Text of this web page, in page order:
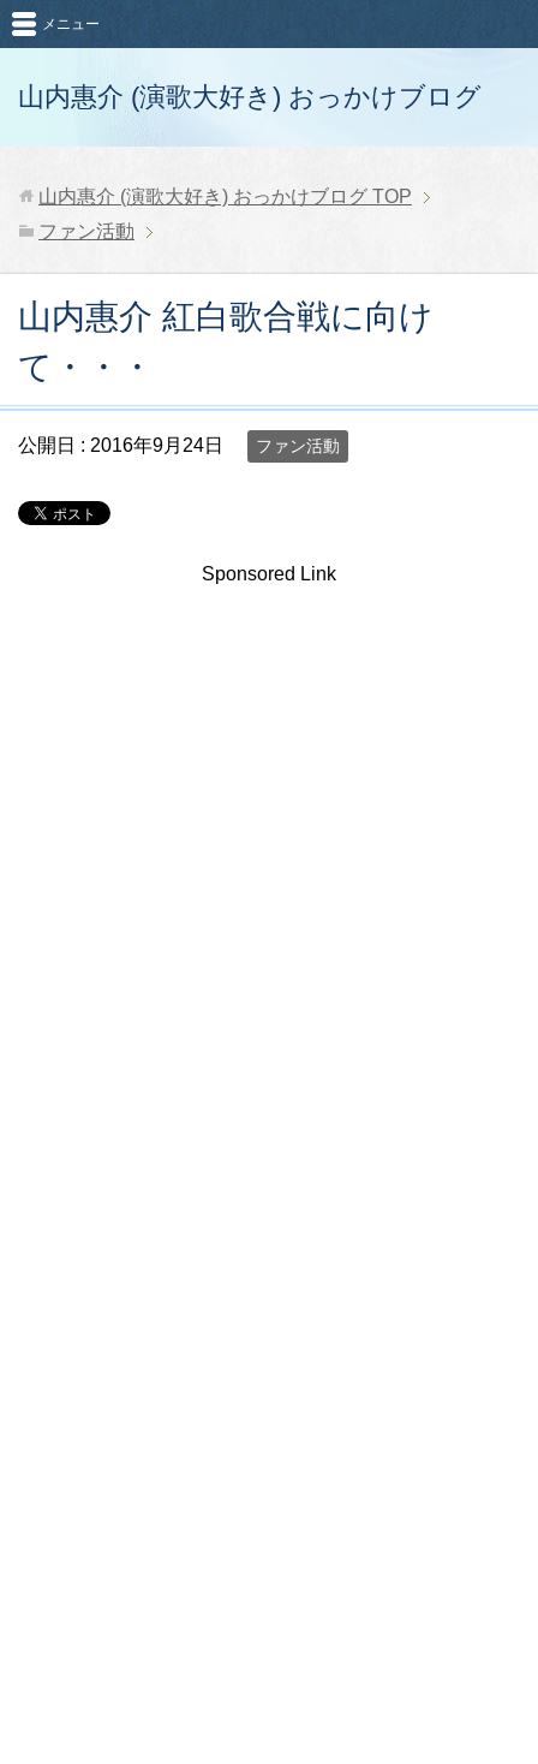
山内惠介 (演歌大好き) おっかけブログ
メニュー
山内惠介 (演歌大好き) おっかけブログ TOP
ファン活動
山内惠介 紅白歌合戦に向け
て・・・
公開日 : 2016年9月24日 ファン活動
Sponsored Link